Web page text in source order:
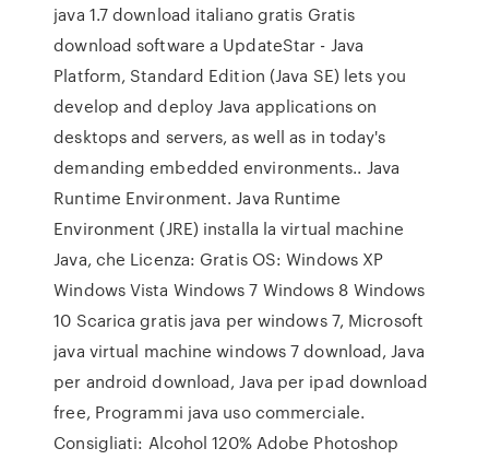
java 1.7 download italiano gratis Gratis
download software a UpdateStar - Java
Platform, Standard Edition (Java SE) lets you
develop and deploy Java applications on
desktops and servers, as well as in today's
demanding embedded environments.. Java
Runtime Environment. Java Runtime
Environment (JRE) installa la virtual machine
Java, che Licenza: Gratis OS: Windows XP
Windows Vista Windows 7 Windows 8 Windows
10 Scarica gratis java per windows 7, Microsoft
java virtual machine windows 7 download, Java
per android download, Java per ipad download
free, Programmi java uso commerciale.
Consigliati: Alcohol 120% Adobe Photoshop